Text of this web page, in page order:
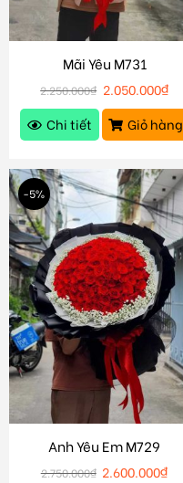
Mãi Yêu M731
2.250.000₫ 2.050.000₫
Chi tiết
Giỏ hàng
-5%
Anh Yêu Em M729
2.750.000₫ 2.600.000₫